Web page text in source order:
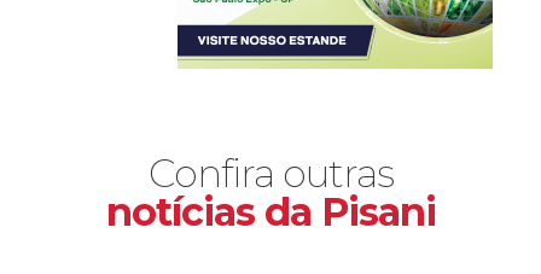
Confira outras
notícias da Pisani